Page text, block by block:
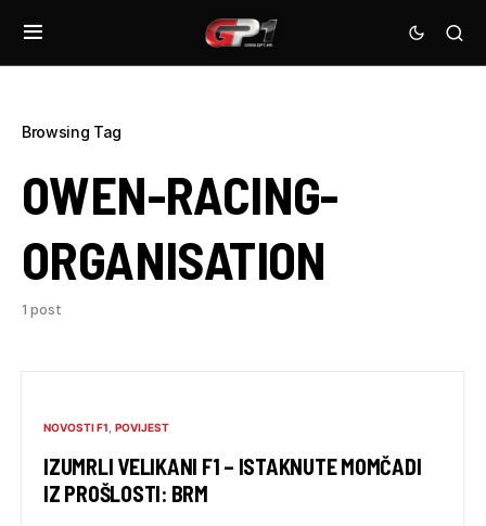
Browsing Tag
OWEN-RACING-
ORGANISATION
1 post
NOVOSTI F1 POVIJEST
IZUMRLI VELIKANI F1 – ISTAKNUTE MOMČADI
IZ PROŠLOSTI: BRM